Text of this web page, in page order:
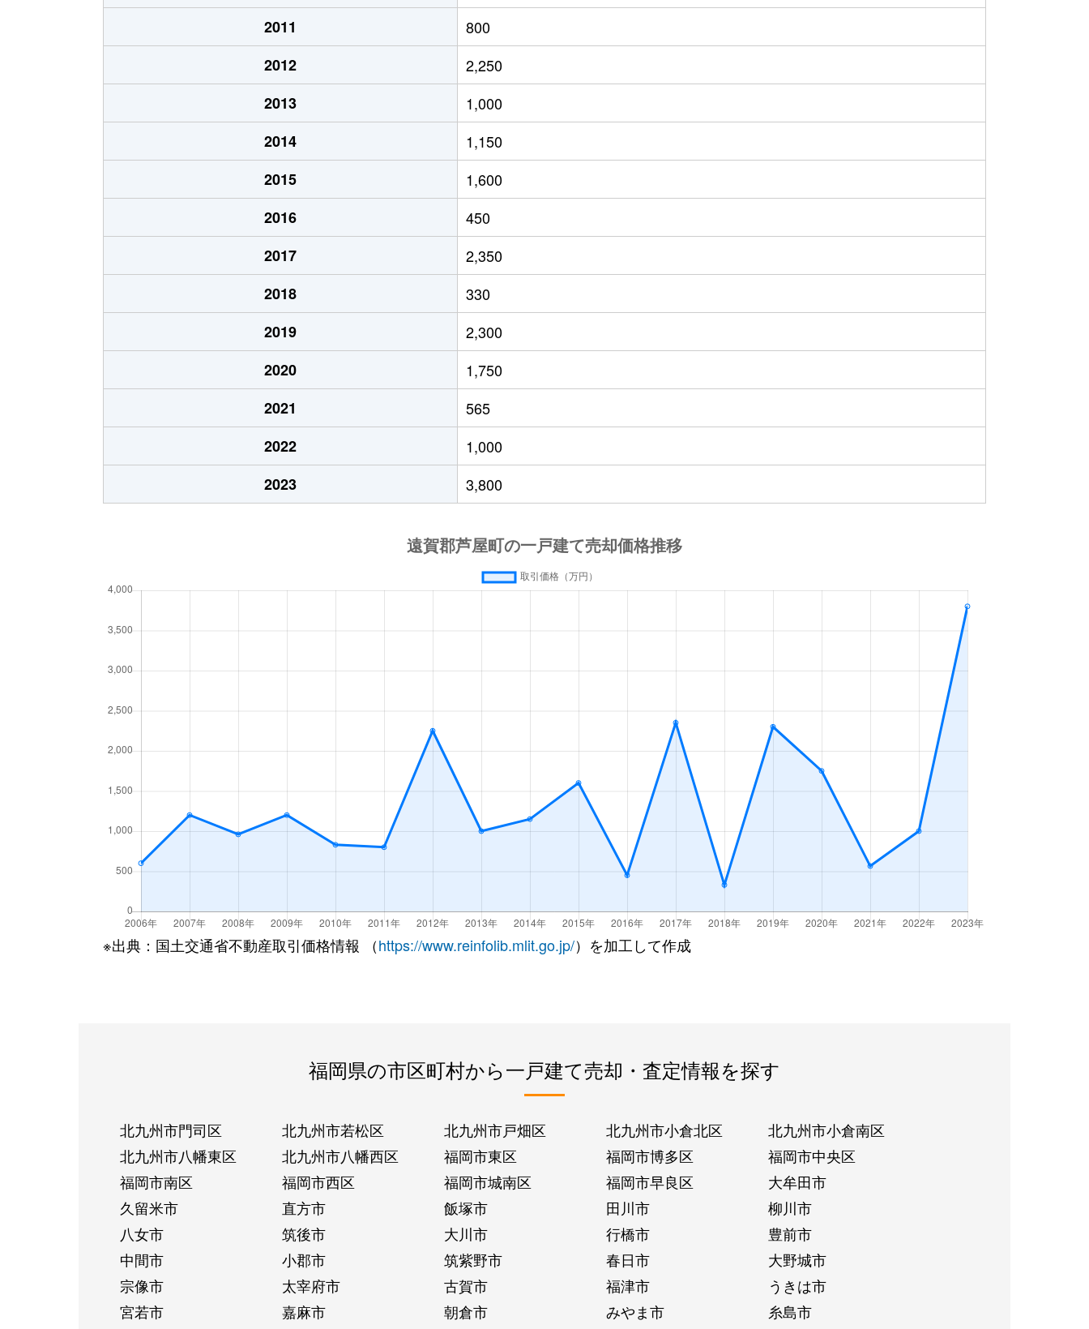
2011
800
2012
2,250
2013
1,000
2014
1,150
2015
1,600
2016
450
2017
2,350
2018
330
2019
2,300
2020
1,750
2021
565
2022
1,000
2023
3,800
※出典：国土交通省不動産取引価格情報 （https://www.reinfolib.mlit.go.jp/）を加工して作成
福岡県の市区町村から一戸建て売却・査定情報を探す
北九州市門司区 北九州市若松区 北九州市戸畑区 北九州市小倉北区
北九州市小倉南区
北九州市八幡東区
北九州市八幡西区 福岡市東区 福岡市博多区
福岡市中央区
福岡市南区
福岡市西区 福岡市城南区 福岡市早良区
大牟田市
久留米市
直方市 飯塚市 田川市
柳川市
八女市
筑後市 大川市 行橋市
豊前市
中間市
小郡市 筑紫野市 春日市
大野城市
宗像市
太宰府市 古賀市 福津市
うきは市
宮若市
嘉麻市 朝倉市 みやま市
糸島市